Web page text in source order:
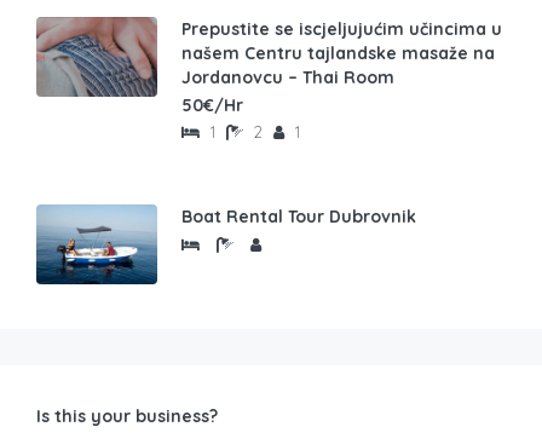
Prepustite se iscjeljujućim učincima u
našem Centru tajlandske masaže na
Jordanovcu – Thai Room
50€/Hr
1 2 1
Boat Rental Tour Dubrovnik
Is this your business?